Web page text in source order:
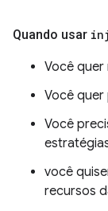
Quando usar
Você quer
Você quer
Você
você
recursos